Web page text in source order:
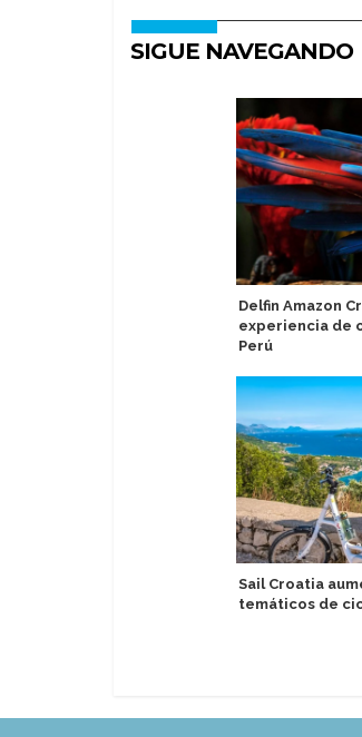
SIGUE NAVEGANDO
Delfin Amazon
experiencia de
Perú
Sail Croatia
temáticos de